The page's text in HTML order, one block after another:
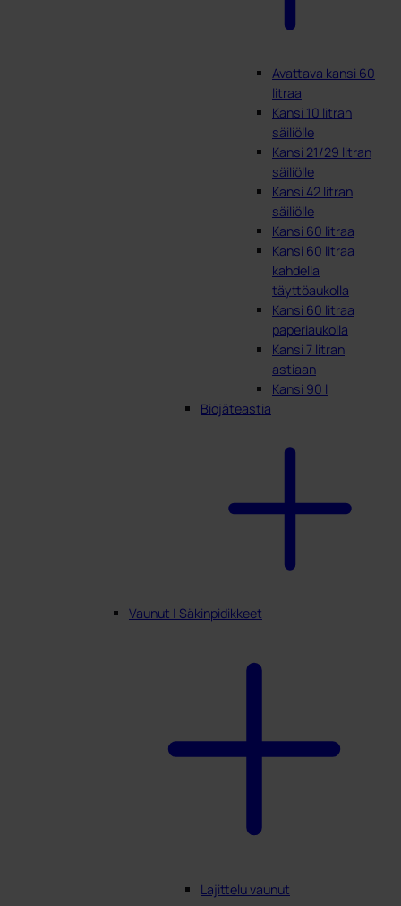
Avattava kansi 60
litraa
Kansi 10 litran
säiliölle
Kansi 21/29 litran
säiliölle
Kansi 42 litran
säiliölle
Kansi 60 litraa
Kansi 60 litraa
kahdella
täyttöaukolla
Kansi 60 litraa
paperiaukolla
Kansi 7 litran
astiaan
Kansi 90 l
Biojäteastia
Vaunut | Säkinpidikkeet
Lajittelu vaunut